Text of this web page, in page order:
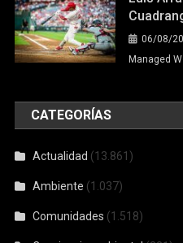
06/08/
Managed
CATEGORÍAS
Actualidad (13.861)
Ambiente (1.037)
Comunidades (1.518)